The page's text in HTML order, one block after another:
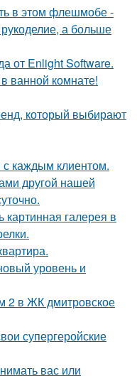
в этом флешмобе -
а больше
от Enlight Software.
ванной комнате!
который выбирают
каждым клиентом.
другой нашей
картинная галерея в
уровень и
2 в ЖК дмитровское
супергеройские
вас или